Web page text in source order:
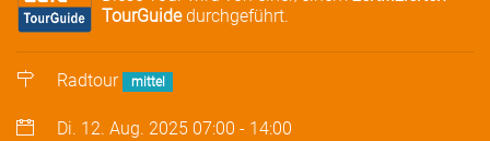
TourGuidedurchgeführt.
Radtour mittel
Di. 12. Aug. 2025 07:00 - 14:00